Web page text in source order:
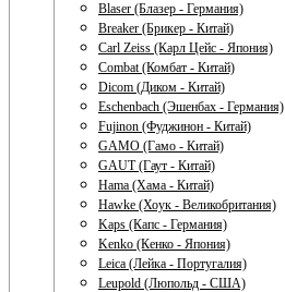
Blaser (Блазер - Германия)
Breaker (Брикер - Китай)
Carl Zeiss (Карл Цейс - Япония)
Combat (Комбат - Китай)
Dicom (Диком - Китай)
Eschenbach (Эшенбах - Германия)
Fujinon (Фуджинон - Китай)
GAMO (Гамо - Китай)
GAUT (Гаут - Китай)
Hama (Хама - Китай)
Hawke (Хоук - Великобритания)
Kaps (Капс - Германия)
Kenko (Кенко - Япония)
Leica (Лейка - Португалия)
Leupold (Люпольд - США)